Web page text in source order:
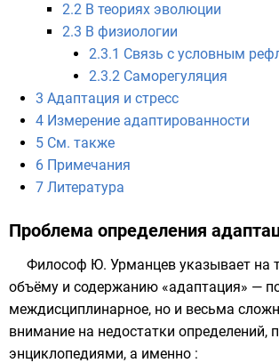
2.2 В теориях эволюции
2.3 В физиологии
2.3.1 Связь с условным
2.3.2 Саморегуляция
3 Адаптация и стресс
4 Измерение адаптированности
5 См. также
6 Примечания
7 Литература
Проблема определения
Философ Ю. Урманцев указывает на
объёму и содержанию «адаптация» —
междисциплинарное, но и весьма
внимание на недостатки определений,
энциклопедиями, а именно :